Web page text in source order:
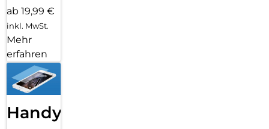
ab 19,99 €
inkl. MwSt.
Mehr
erfahren
Handy